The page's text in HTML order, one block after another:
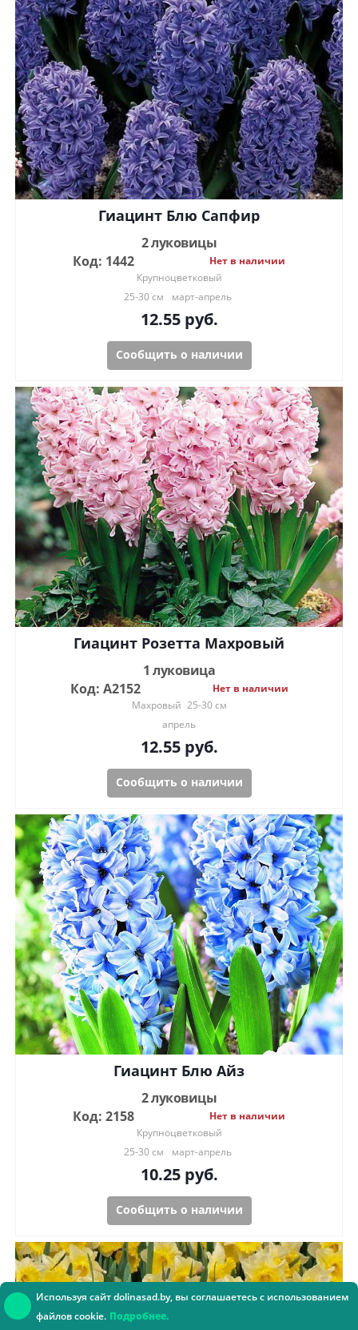
Гиацинт Блю Сапфир
2 луковицы
Код: 1442
Нет в наличии
Крупноцветковый
25-30 см
март-апрель
12.55руб.
Сообщить о наличии
Гиацинт Розетта Махровый
1 луковица
Код: А2152
Нет в наличии
Махровый 25-30 см
апрель
12.55руб.
Сообщить о наличии
Гиацинт Блю Айз
2 луковицы
Код: 2158
Нет в наличии
Крупноцветковый
25-30 см
март-апрель
10.25руб.
Сообщить о наличии
Используя сайт dolinasad.by, вы соглашаетесь с использованием
файлов cookie. Подробнее.